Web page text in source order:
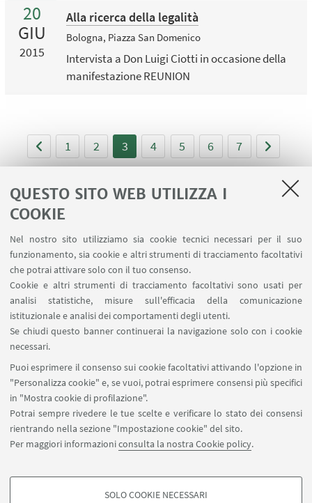
QUESTO SITO WEB UTILIZZA I
COOKIE
Nel nostro sito utilizziamo sia cookie tecnici necessari per il suo
funzionamento, sia cookie e altri strumenti di tracciamento facoltativi
che potrai attivare solo con il tuo consenso.
Cookie e altri strumenti di tracciamento facoltativi sono usati per
analisi statistiche, misure sull'efficacia della comunicazione
istituzionale e analisi dei comportamenti degli utenti.
Se chiudi questo banner continuerai la navigazione solo con i cookie
necessari.
Puoi esprimere il consenso sui cookie facoltativi attivando l'opzione in
"Personalizza cookie" e, se vuoi, potrai esprimere consensi più specifici
in "Mostra cookie di profilazione".
Potrai sempre rivedere le tue scelte e verificare lo stato dei consensi
rientrando nella sezione "Impostazione cookie" del sito.
Per maggiori informazioniconsulta la nostra Cookie policy.
SOLO COOKIE NECESSARI
20
GIU
2015
Alla ricerca della legalità
Bologna, Piazza San Domenico
Intervista a Don Luigi Ciotti in occasione della
manifestazione REUNION
1 2 3 4 5 6 7
Area riservata
Contatti
SEGUI IL DIPARTIMENTO SU:
SEGUI UNIBO SU:
APP: